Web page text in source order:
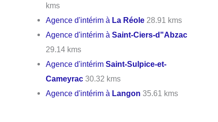
kms
Agence d'intérim à La Réole 28.91 kms
Agence d'intérim àSaint-Ciers-d"Abzac
29.14 kms
Agence d'intérimSaint-Sulpice-et-
Cameyrac 30.32 kms
Agence d'intérim à Langon 35.61 kms